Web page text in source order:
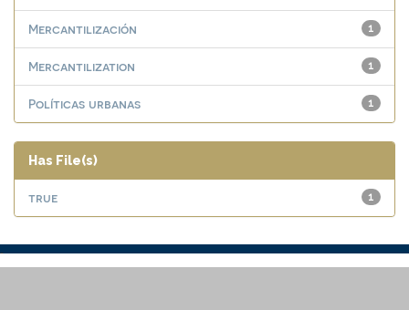
1
Mercantilización
1
Mercantilization
1
Políticas urbanas
Has File(s)
1
true